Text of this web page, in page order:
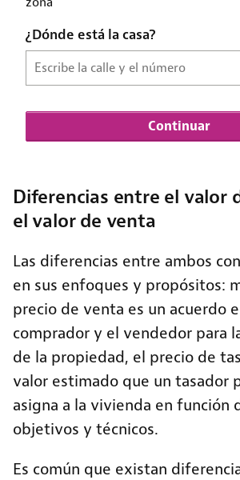
Diferencias entre el valor
el valor de venta
Las diferencias entre ambos
en sus enfoques y propósitos:
precio de venta es un acuerdo
comprador y el vendedor para
de la propiedad, el precio de
valor estimado que un tasador
asigna a la vivienda en función
objetivos y técnicos.
Es común que existan